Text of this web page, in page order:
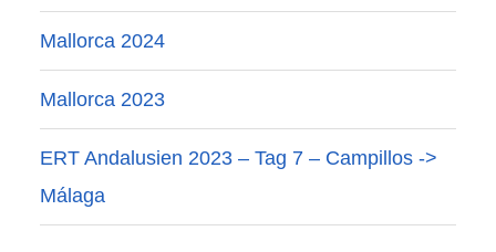
Mallorca 2024
Mallorca 2023
ERT Andalusien 2023 – Tag 7 – Campillos ->
Málaga